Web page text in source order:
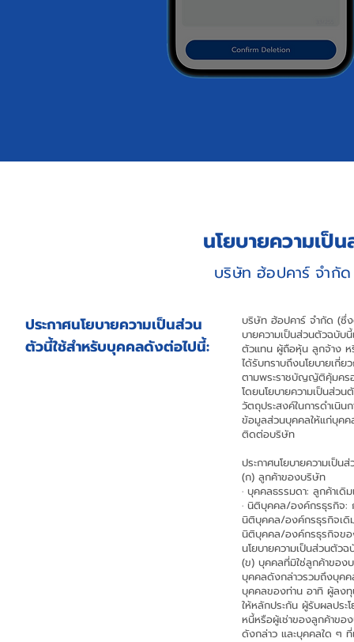
นโยบายความเ
บริษัท ฮ้อปคาร์ จำกั
ประกาศนโยบายความเป็นส่วน
ตัวนี้ใช้สำหรับบุคคลดังต่อไปนี้:
บริษัท ฮ้อปคาร์ จำกัด (ซึ่ง
บายความเป็นส่วนตัวฉบั
ตัวแทน ผู้ถือหุ้น ลูกจ้าง ห
ได้รับทราบถึงนโยบายเกี่
ตามพระราชบัญญัติคุ้มคร
โดยนโยบายความเป็นส่ว
วัตถุประสงค์ในการดำเนิ
ข้อมูลส่วนบุคคลให้แก่บุคค
ติดต่อบริษัท
ประกาศนโยบายความเป็
(ก) ลูกค้าของบริษัท
· บุคคลธรรมดา: ลูกค้าเ
· นิติบุคคล/องค์กรธุรกิจ:
นิติบุคคล/องค์กรธุรกิจเดิ
นิติบุคคล/องค์กรธุรกิจขอ
นโยบายความเป็นส่วนตัวฉ
(ข) บุคคลที่มิใช่ลูกค้าของ
บุคคลดังกล่าวรวมถึงบุค
บุคคลของท่าน อาทิ ผู้ลงทุ
ให้หลักประกัน ผู้รับผลปร
หนี้หรือผู้เช่าของลูกค้าข
ดังกล่าว และบุคคลใด ๆ